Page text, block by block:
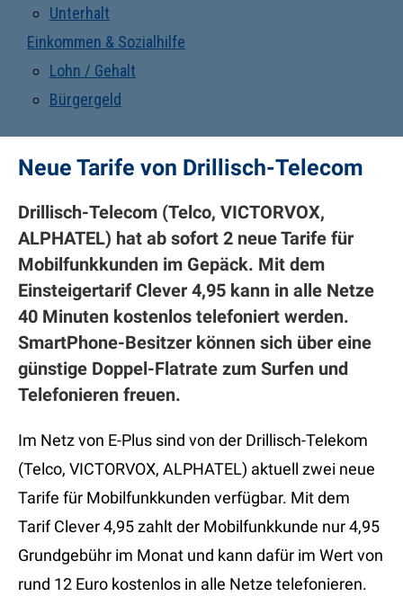
Unterhalt
Einkommen & Sozialhilfe
Lohn / Gehalt
Bürgergeld
Neue Tarife von Drillisch-Telecom
Drillisch-Telecom (Telco, VICTORVOX,
ALPHATEL) hat ab sofort 2 neue Tarife für
Mobilfunkkunden im Gepäck. Mit dem
Einsteigertarif Clever 4,95 kann in alle Netze
40 Minuten kostenlos telefoniert werden.
SmartPhone-Besitzer können sich über eine
günstige Doppel-Flatrate zum Surfen und
Telefonieren freuen.
Im Netz von E-Plus sind von der Drillisch-Telekom
(Telco, VICTORVOX, ALPHATEL) aktuell zwei neue
Tarife für Mobilfunkkunden verfügbar. Mit dem
Tarif Clever 4,95 zahlt der Mobilfunkkunde nur 4,95
Grundgebühr im Monat und kann dafür im Wert von
rund 12 Euro kostenlos in alle Netze telefonieren.